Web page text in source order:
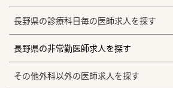
長野県の診療科目毎の医師求人を探す
長野県の非常勤医師求人を探す
その他外科以外の医師求人を探す